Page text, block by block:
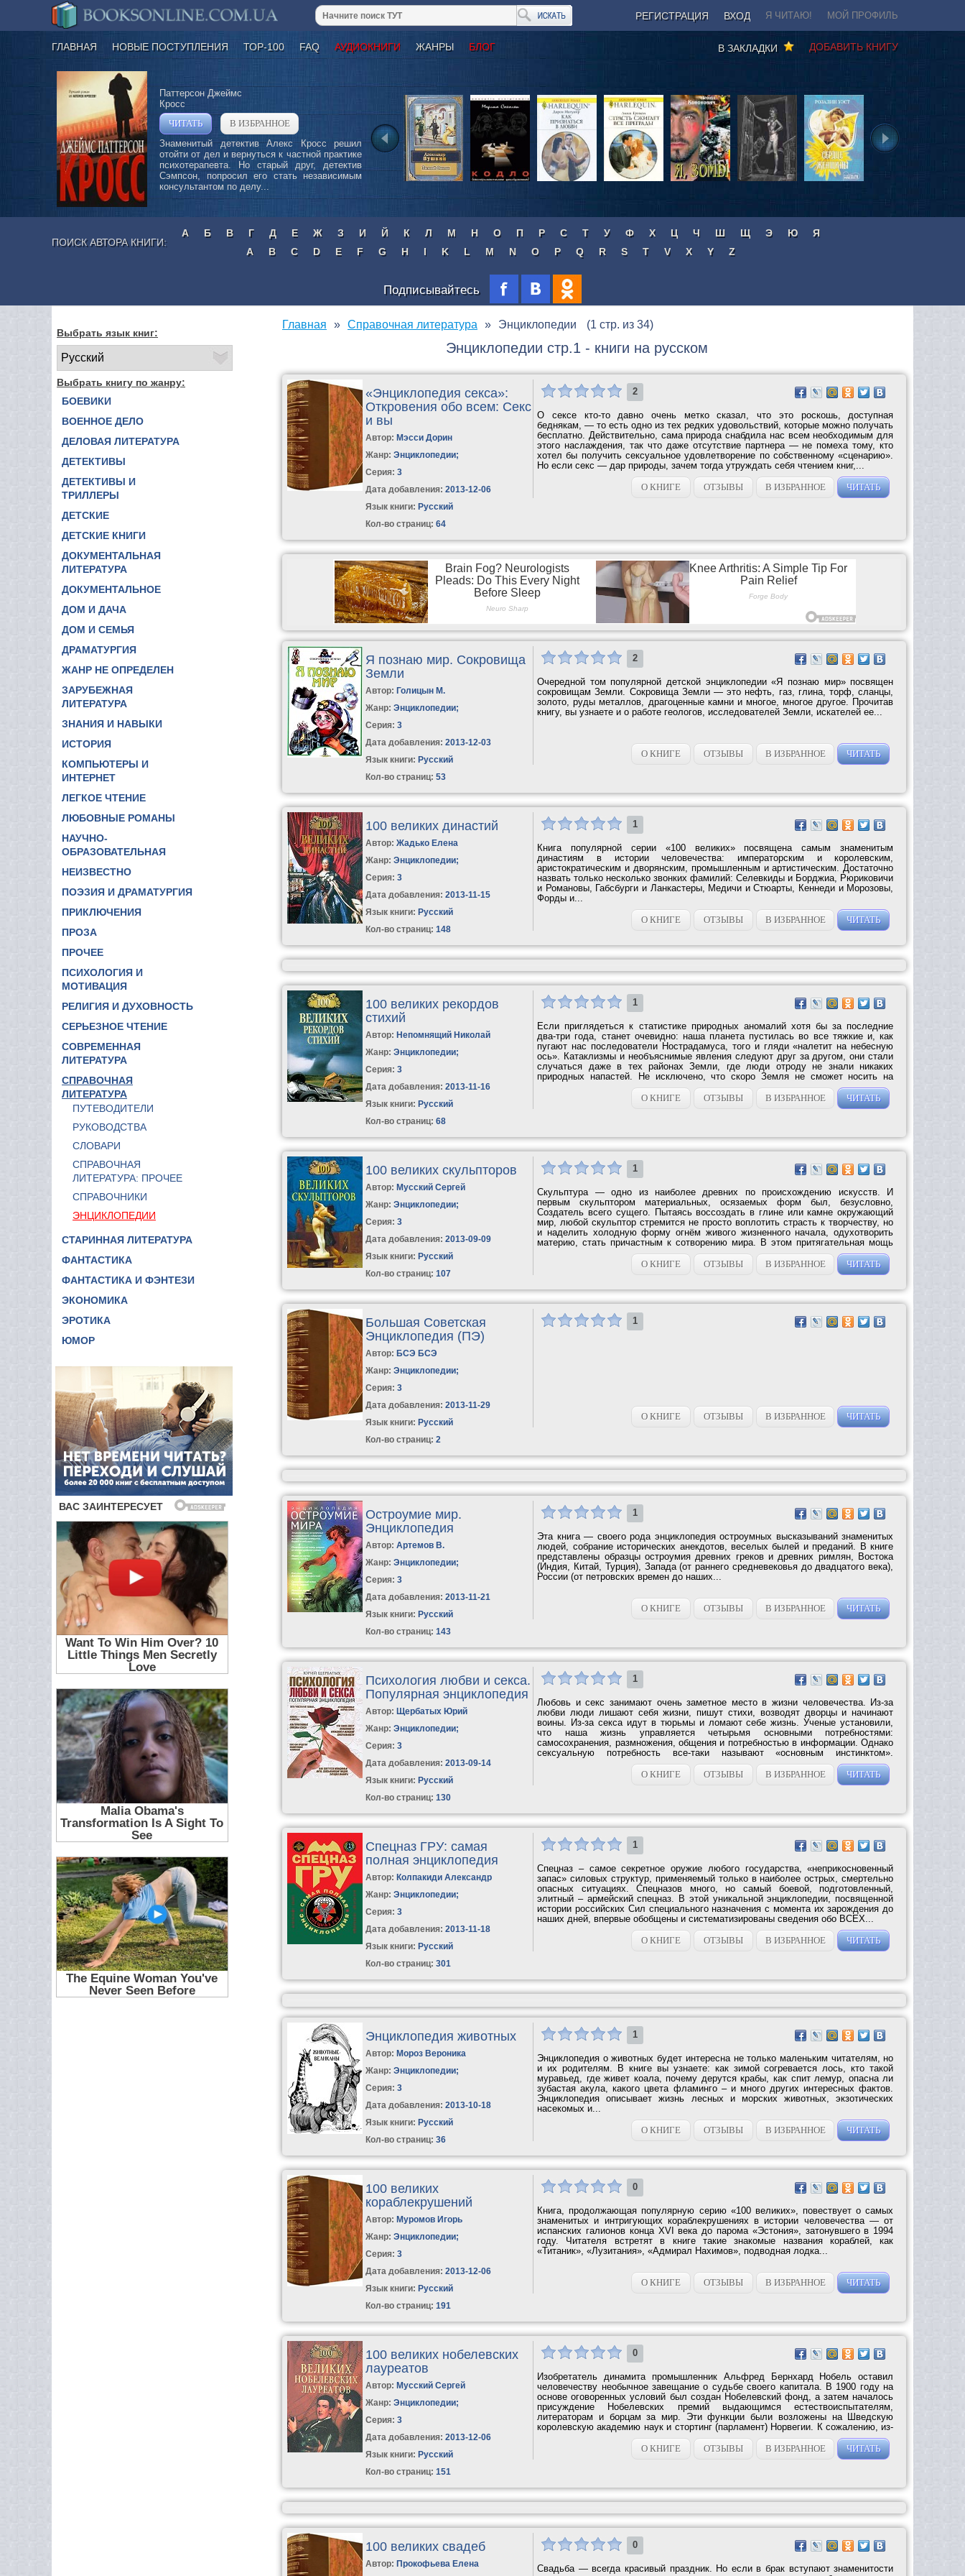
РЕГИСТРАЦИЯ ВХОД Я ЧИТАЮ! МОЙ ПРОФИЛЬ
ГЛАВНАЯ НОВЫЕ ПОСТУПЛЕНИЯ ТОР-100 FAQ АУДИОКНИГИ ЖАНРЫ БЛОГ ДОБАВИТЬ КНИГУ
В ЗАКЛАДКИ
Паттерсон Джеймс
Кросс
ЧИТАТЬ
В ИЗБРАННОЕ
Знаменитый детектив Алекс Кросс решил
отойти от дел и вернуться к частной практике
психотерапевта. Но старый друг, детектив
Сэмпсон, попросил его стать независимым
консультантом по делу...
ПОИСК АВТОРА КНИГИ:
А Б В Г Д Е Ж З И Й К Л М Н О П Р С Т У Ф Х Ц Ч Ш Щ Э Ю
Я
A
B C D E F G H I K L M N O P Q R S T V X Y Z
Подписывайтесь
Выбрать язык книг:
Выбрать книгу по жанру:
БОЕВИКИ
ВОЕННОЕ ДЕЛО
ДЕЛОВАЯ ЛИТЕРАТУРА
ДЕТЕКТИВЫ
ДЕТЕКТИВЫ И
ТРИЛЛЕРЫ
ДЕТСКИЕ
ДЕТСКИЕ КНИГИ
ДОКУМЕНТАЛЬНАЯ
ЛИТЕРАТУРА
ДОКУМЕНТАЛЬНОЕ
ДОМ И ДАЧА
ДОМ И СЕМЬЯ
ДРАМАТУРГИЯ
ЖАНР НЕ ОПРЕДЕЛЕН
ЗАРУБЕЖНАЯ
ЛИТЕРАТУРА
ЗНАНИЯ И НАВЫКИ
ИСТОРИЯ
КОМПЬЮТЕРЫ И
ИНТЕРНЕТ
ЛЕГКОЕ ЧТЕНИЕ
ЛЮБОВНЫЕ РОМАНЫ
НАУЧНО-
ОБРАЗОВАТЕЛЬНАЯ
НЕИЗВЕСТНО
ПОЭЗИЯ И ДРАМАТУРГИЯ
ПРИКЛЮЧЕНИЯ
ПРОЗА
ПРОЧЕЕ
ПСИХОЛОГИЯ И
МОТИВАЦИЯ
РЕЛИГИЯ И ДУХОВНОСТЬ
СЕРЬЕЗНОЕ ЧТЕНИЕ
СОВРЕМЕННАЯ
ЛИТЕРАТУРА
СПРАВОЧНАЯ
ЛИТЕРАТУРА
ПУТЕВОДИТЕЛИ
РУКОВОДСТВА
СЛОВАРИ
СПРАВОЧНАЯ
ЛИТЕРАТУРА: ПРОЧЕЕ
СПРАВОЧНИКИ
ЭНЦИКЛОПЕДИИ
СТАРИННАЯ ЛИТЕРАТУРА
ФАНТАСТИКА
ФАНТАСТИКА И ФЭНТЕЗИ
ЭКОНОМИКА
ЭРОТИКА
ЮМОР
Главная Справочная литература Энциклопедии (1 стр. из 34)
Энциклопедии стр.1 - книги на русском
«Энциклопедия секса»:
Откровения обо всем: Секс
и вы
Автор: Мэсси Дорин
Жанр: Энциклопедии;
Серия:3
Дата добавления: 2013-12-06
Язык книги: Русский
Кол-во страниц: 64
2
О сексе кто-то давно очень метко сказал, что это роскошь, доступная
беднякам, — то есть одно из тех редких удовольствий, которые можно получать
бесплатно. Действительно, сама природа снабдила нас всем необходимым для
этого наслаждения, так что даже отсутствие партнера — не помеха тому, кто
хотел бы получить сексуальное удовлетворение по собственному «сценарию».
Но если секс — дар природы, зачем тогда утруждать себя чтением книг,...
О КНИГЕ
ОТЗЫВЫ В ИЗБРАННОЕ ЧИТАТЬ
Я познаю мир. Сокровища
Земли
Автор: Голицын М.
Жанр: Энциклопедии;
Серия:3
Дата добавления: 2013-12-03
Язык книги: Русский
Кол-во страниц: 53
2
Очередной том популярной детской энциклопедии «Я познаю мир» посвящен
сокровищам Земли. Сокровища Земли — это нефть, газ, глина, торф, сланцы,
золото, руды металлов, драгоценные камни и многое, многое другое. Прочитав
книгу, вы узнаете и о работе геологов, исследователей Земли, искателей ее...
О КНИГЕ ОТЗЫВЫ В ИЗБРАННОЕ ЧИТАТЬ
100 великих династий
Автор:Жадько Елена
Жанр: Энциклопедии;
Серия:3
Дата добавления: 2013-11-15
Язык книги: Русский
Кол-во страниц: 148
1
Книга популярной серии «100 великих» посвящена самым знаменитым
династиям в истории человечества: императорским и королевским,
аристократическим и дворянским, промышленным и артистическим. Достаточно
назвать только несколько звонких фамилий: Селевкиды и Борджиа, Рюриковичи
и Романовы, Габсбурги и Ланкастеры, Медичи и Стюарты, Кеннеди и Морозовы,
Форды и...
О КНИГЕ
ОТЗЫВЫ В ИЗБРАННОЕ ЧИТАТЬ
100 великих рекордов
стихий
Автор: Непомнящий Николай
Жанр: Энциклопедии;
Серия:3
Дата добавления: 2013-11-16
Язык книги: Русский
Кол-во страниц: 68
1
Если приглядеться к статистике природных аномалий хотя бы за последние
два-три года, станет очевидно: наша планета пустилась во все тяжкие и, как
пугают нас последователи Нострадамуса, того и гляди «налетит на небесную
ось». Катаклизмы и необъяснимые явления следуют друг за другом, они стали
случаться даже в тех районах Земли, где люди отроду не знали никаких
природных напастей. Не исключено, что скоро Земля не сможет носить на
О КНИГЕ
ОТЗЫВЫ В ИЗБРАННОЕ ЧИТАТЬ
100 великих скульпторов
Автор: Мусский Сергей
Жанр: Энциклопедии;
Серия:3
Дата добавления: 2013-09-09
Язык книги: Русский
Кол-во страниц: 107
1
Скульптура — одно из наиболее древних по происхождению искусств. И
первым скульптором материальных, осязаемых форм был, безусловно,
Создатель всего сущего. Пытаясь воссоздать в глине или камне окружающий
мир, любой скульптор стремится не просто воплотить страсть к творчеству, но
и наделить холодную форму огнём живого жизненного начала, одухотворить
материю, стать причастным к сотворению мира. В этом притягательная мощь
О КНИГЕ
ОТЗЫВЫ В ИЗБРАННОЕ ЧИТАТЬ
Большая Советская
Энциклопедия (ПЭ)
Автор: БСЭ БСЭ
Жанр: Энциклопедии;
Серия:3
Дата добавления: 2013-11-29
Язык книги: Русский
Кол-во страниц: 2
1
О КНИГЕ ОТЗЫВЫ В ИЗБРАННОЕ ЧИТАТЬ
Остроумие мир.
Энциклопедия
Автор:Артемов В.
Жанр: Энциклопедии;
Серия:3
Дата добавления: 2013-11-21
Язык книги: Русский
Кол-во страниц: 143
1
Эта книга — своего рода энциклопедия остроумных высказываний знаменитых
людей, собрание исторических анекдотов, веселых былей и преданий. В книге
представлены образцы остроумия древних греков и древних римлян, Востока
(Индия, Китай, Турция), Запада (от раннего средневековья до двадцатого века),
России (от петровских времен до наших...
О КНИГЕ ОТЗЫВЫ В ИЗБРАННОЕ ЧИТАТЬ
Психология любви и секса.
Популярная энциклопедия
Автор: Щербатых Юрий
Жанр: Энциклопедии;
Серия:3
Дата добавления: 2013-09-14
Язык книги: Русский
Кол-во страниц: 130
1
Любовь и секс занимают очень заметное место в жизни человечества. Из-за
любви люди лишают себя жизни, пишут стихи, возводят дворцы и начинают
воины. Из-за секса идут в тюрьмы и ломают себе жизнь. Ученые установили,
что наша жизнь управляется четырьмя основными потребностями:
самосохранения, размножения, общения и потребностью в информации. Однако
сексуальную потребность все-таки называют «основным инстинктом».
О КНИГЕ
ОТЗЫВЫ В ИЗБРАННОЕ ЧИТАТЬ
Спецназ ГРУ: самая
полная энциклопедия
Автор: Колпакиди Александр
Жанр: Энциклопедии;
Серия:3
Дата добавления: 2013-11-18
Язык книги: Русский
Кол-во страниц: 301
1
Спецназ – самое секретное оружие любого государства, «неприкосновенный
запас» силовых структур, применяемый только в наиболее острых, смертельно
опасных ситуациях. Спецназов много, но самый боевой, подготовленный,
элитный – армейский спецназ. В этой уникальной энциклопедии, посвященной
истории российских Сил специального назначения с момента их зарождения до
наших дней, впервые обобщены и систематизированы сведения обо ВСЕХ...
О КНИГЕ
ОТЗЫВЫ В ИЗБРАННОЕ ЧИТАТЬ
Энциклопедия животных
Автор: Мороз Вероника
Жанр: Энциклопедии;
Серия:3
Дата добавления: 2013-10-18
Язык книги: Русский
Кол-во страниц: 36
1
Энциклопедия о животных будет интересна не только маленьким читателям, но
и их родителям. В книге вы узнаете: как зимой согревается лось, кто такой
муравьед, где живет коала, почему дерутся крабы, как спит лемур, опасна ли
зубастая акула, какого цвета фламинго – и много других интересных фактов.
Энциклопедия описывает жизнь лесных и морских животных, экзотических
насекомых и...
О КНИГЕ
ОТЗЫВЫ В ИЗБРАННОЕ ЧИТАТЬ
100 великих
кораблекрушений
Автор: Муромов Игорь
Жанр: Энциклопедии;
Серия:3
Дата добавления: 2013-12-06
Язык книги: Русский
Кол-во страниц: 191
0
Книга, продолжающая популярную серию «100 великих», повествует о самых
знаменитых и интригующих кораблекрушениях в истории человечества — от
испанских галионов конца XVI века до парома «Эстония», затонувшего в 1994
году. Читателя встретят в книге такие знакомые названия кораблей, как
«Титаник», «Лузитания», «Адмирал Нахимов», подводная лодка...
О КНИГЕ ОТЗЫВЫ В ИЗБРАННОЕ ЧИТАТЬ
100 великих нобелевских
лауреатов
Автор: Мусский Сергей
Жанр: Энциклопедии;
Серия:3
Дата добавления: 2013-12-06
Язык книги: Русский
Кол-во страниц: 151
0
Изобретатель динамита промышленник Альфред Бернхард Нобель оставил
человечеству необычное завещание о судьбе своего капитала. В 1900 году на
основе оговоренных условий был создан Нобелевский фонд, а затем началось
присуждение Нобелевских премий выдающимся естествоиспытателям,
литераторам и борцам за мир. Эти функции были возложены на Шведскую
королевскую академию наук и стортинг (парламент) Норвегии. К сожалению, из-
О КНИГЕ
ОТЗЫВЫ В ИЗБРАННОЕ ЧИТАТЬ
100 великих свадеб
Автор: Прокофьева Елена
0
Свадьба — всегда красивый праздник. Но если в брак вступают знаменитости